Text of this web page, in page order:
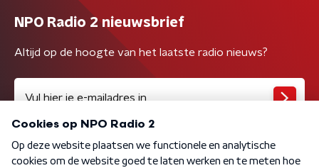
NPO Radio 2 nieuwsbrief
Altijd op de hoogte van het laatste radio nieuws?